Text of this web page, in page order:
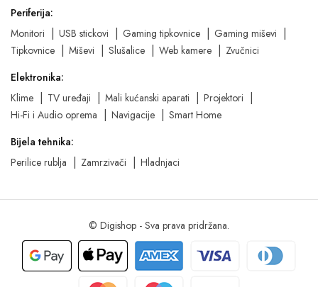
Periferija:
Monitori
USB stickovi Gaming tipkovnice
Gaming miševi
Tipkovnice
Miševi Slušalice Web kamere
Zvučnici
Elektronika:
Klime
TV uređaji Mali kućanski aparati
Projektori
Hi-Fi i Audio oprema
Navigacije
Smart Home
Bijela tehnika:
Perilice rublja
Zamrzivači Hladnjaci
© Digishop - Sva prava pridržana.